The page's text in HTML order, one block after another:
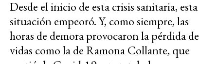
Desde el inicio de esta crisis sanitaria, esta
situación empeoró. Y, como siempre, las
horas de demora provocaron la pérdida de
vidas como la de Ramona Collante, que